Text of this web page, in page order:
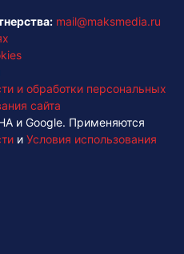
mail@maksmedia.ru
и обработки персональных
сайта
и Google. Применяются
и Условия использования